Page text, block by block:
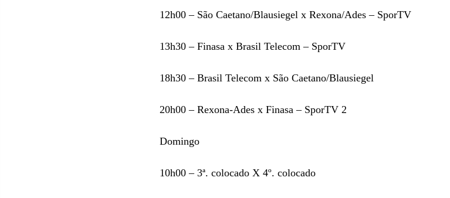
12h00 – São Caetano/Blausiegel x Rexona/Ades – SporTV
13h30 – Finasa x Brasil Telecom – SporTV
18h30 – Brasil Telecom x São Caetano/Blausiegel
20h00 – Rexona-Ades x Finasa – SporTV 2
Domingo
10h00 – 3ª. colocado X 4º. colocado